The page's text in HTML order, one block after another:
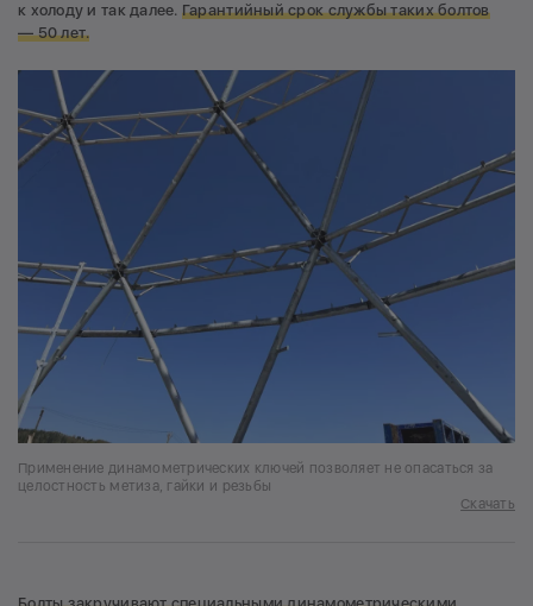
к холоду и так далее. Гарантийный срок службы таких болтов
— 50 лет.
Применение динамометрических ключей позволяет не опасаться за
целостность метиза, гайки и резьбы
Скачать